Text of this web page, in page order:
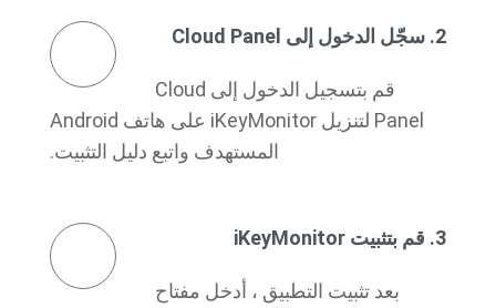
2. سجّل الدخول إلى Cloud Panel
قم بتسجيل الدخول إلى Cloud
Panel لتنزيل iKeyMonitor على هاتف Android
المستهدف واتبع دليل التثبيت.
3. قم بتثبيت iKeyMonitor
بعد تثبيت التطبيق ، أدخل مفتاح